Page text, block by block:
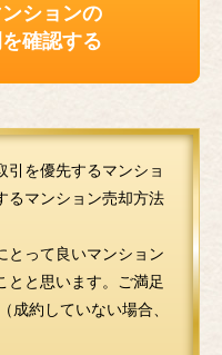
ションの
確認する
引を優先するマンショ
るマンション売却方法
とって良いマンション
とと思います。ご満足
成約していない場合、